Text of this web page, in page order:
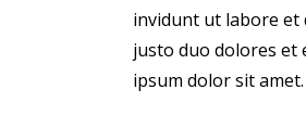
invidunt ut labore et
justo duo dolores et
ipsum dolor sit amet.